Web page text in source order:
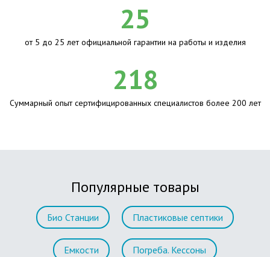
25
от 5 до 25 лет официальной гарантии на работы и изделия
218
Суммарный опыт сертифицированных специалистов более 200 лет
Популярные товары
Био Станции Пластиковые септики
Емкости Погреба. Кессоны